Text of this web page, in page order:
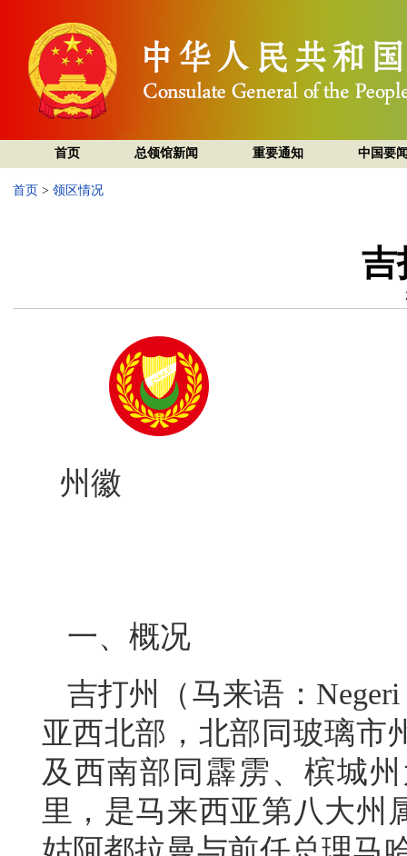
首页 总领馆新闻 重要通知 中国要
首页 > 领区情况
吉
州
一、概况
吉打州（马来语：
亚西北部，北部同玻璃市
及西南部同霹雳、槟城
里，是马来西亚第八大州